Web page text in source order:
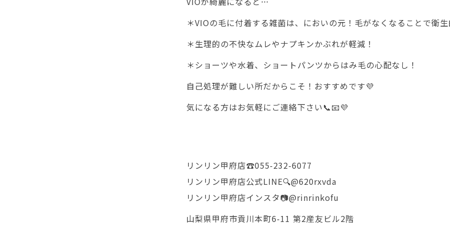
＊VIOの毛に付着する雑菌は、においの元！毛がなくなることで衛
＊生理的の不快なムレやナプキンかぶれが軽減！
＊ショーツや水着、ショートパンツからはみ毛の心配なし！
自己処理が難しい所だからこそ！おすすめです💜
気になる方はお気軽にご連絡下さい📞📧💜
リンリン甲府店☎️055-232-6077
リンリン甲府店公式LINE🔍@620rxvda
リンリン甲府店インスタ📷@rinrinkofu
山梨県甲府市貢川本町6-11 第2産友ビル2階